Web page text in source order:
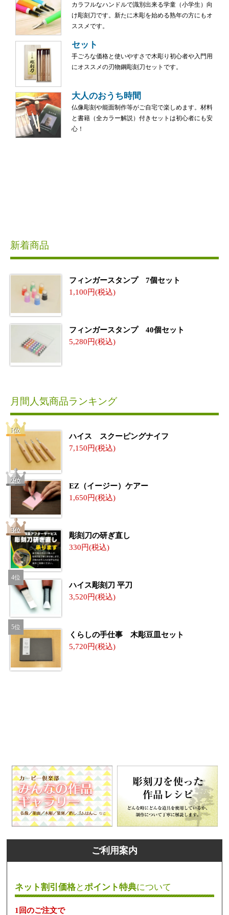
カラフルなハンドルで識別出来る学童（小学生）向
け彫刻刀です。新たに木彫を始める熟年の方にもオ
ススメです。
セット
手ごろな価格と使いやすさで木彫り初心者や入門用
にオススメの刃物鋼彫刻刀セットです。
大人のおうち時間
仏像彫刻や能面制作等がご自宅で楽しめます。材料
と書籍（全カラー解説）付きセットは初心者にも安
心！
新着商品
フィンガースタンプ 7個セット
1,100
フィンガースタンプ 40個セット
5,280
月間人気商品ランキング
ハイス スクーピングナイフ
7,150
EZ（イージー）ケアー
1,650
彫刻刀の研ぎ直し
330
ハイス彫刻刀 平刀
3,520
くらしの手仕事 木彫豆皿セット
5,720
ご利用案内
ネット割引価格とポイント特典について
1回のご注文で